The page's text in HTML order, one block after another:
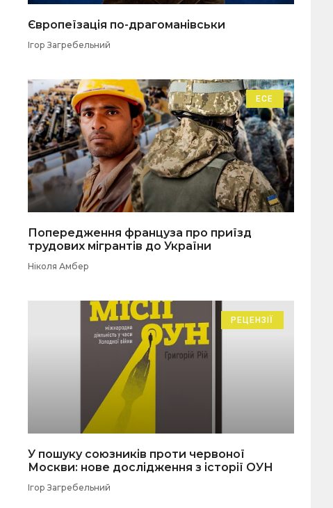
Європеїзація по-драгоманівськи
Ігор Загребельний
ЕСЕ
Попередження француза про приїзд
трудових мігрантів до України
Ніколя Амбер
РЕЦЕНЗІЇ
У пошуку союзників проти червоної
Москви: нове дослідження з історії ОУН
Ігор Загребельний